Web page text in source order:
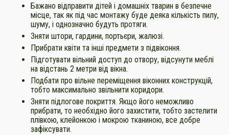
Бажано відправити дітей і домашніх тварин в безпечне
місце, так як під час монтажу буде деяка кількість пилу,
шуму, і однозначно будуть протяги.
Зняти штори, гардини, портьєри, жалюзі.
Прибрати квіти та інші предмети з підвіконня.
Підготувати вільний доступ до отвору, відсунути меблі
на відстань 2 метри від вікна.
Подбати про вільне переміщення віконних конструкцій,
тобто максимально звільнити коридори.
Зняти підлогове покриття. Якщо його неможливо
прибрати, то необхідно його захистити, тобто застелити
плівкою, клейонкою і мокрою тканиною, все добре
зафіксувати.